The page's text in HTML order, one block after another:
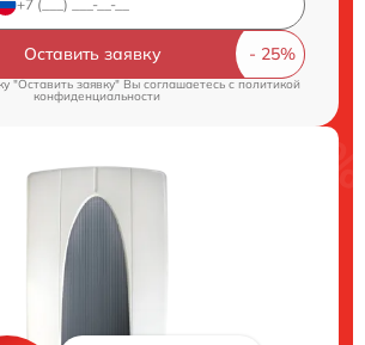
Оставить заявку
"Оставить заявку" Вы соглашаетесь cполитикой
конфиденциальности